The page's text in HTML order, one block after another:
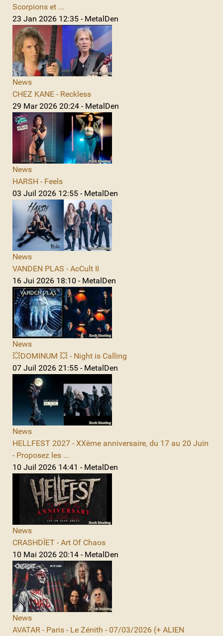
Scorpions et ...
23 Jan 2026 12:35 - MetalDen
News
CHEZ KANE - Reckless
29 Mar 2026 20:24 - MetalDen
News
HARSH - Feels
03 Juil 2026 12:55 - MetalDen
News
VANDEN PLAS - AcCult II
16 Jui 2026 18:10 - MetalDen
News
💥DOMINUM 💥 - Night is Calling
07 Juil 2026 21:55 - MetalDen
News
HELLFEST 2027 - XXème anniversaire, du 17 au 20 Juin
- Proposez les ...
10 Juil 2026 14:41 - MetalDen
News
CRASHDÏET - Art Of Chaos
10 Mai 2026 20:14 - MetalDen
News
AVATAR - Paris - Le Zénith - 07/03/2026 (+ ALIEN